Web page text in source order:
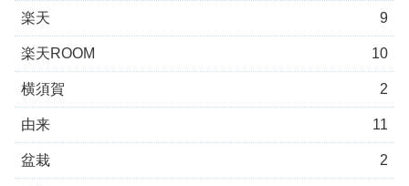
楽天 9
楽天ROOM 10
横須賀 2
由来 11
盆栽 2